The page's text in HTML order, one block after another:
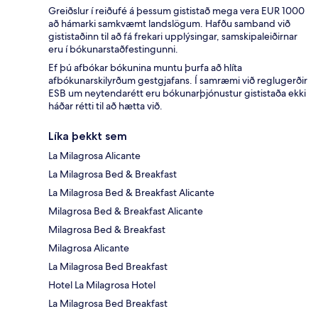
Greiðslur í reiðufé á þessum gististað mega vera EUR 1000
að hámarki samkvæmt landslögum. Hafðu samband við
gististaðinn til að fá frekari upplýsingar, samskipaleiðirnar
eru í bókunarstaðfestingunni.
Ef þú afbókar bókunina muntu þurfa að hlíta
afbókunarskilyrðum gestgjafans. Í samræmi við reglugerðir
ESB um neytendarétt eru bókunarþjónustur gististaða ekki
háðar rétti til að hætta við.
Líka þekkt sem
La Milagrosa Alicante
La Milagrosa Bed & Breakfast
La Milagrosa Bed & Breakfast Alicante
Milagrosa Bed & Breakfast Alicante
Milagrosa Bed & Breakfast
Milagrosa Alicante
La Milagrosa Bed Breakfast
Hotel La Milagrosa Hotel
La Milagrosa Bed Breakfast